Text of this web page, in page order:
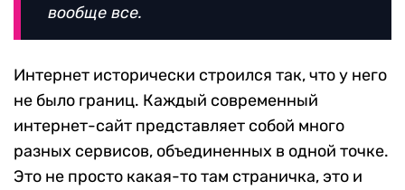
вообще все.
Интернет исторически строился так, что у него
не было границ. Каждый современный
интернет-сайт представляет собой много
разных сервисов, объединенных в одной точке.
Это не просто какая-то там страничка, это и